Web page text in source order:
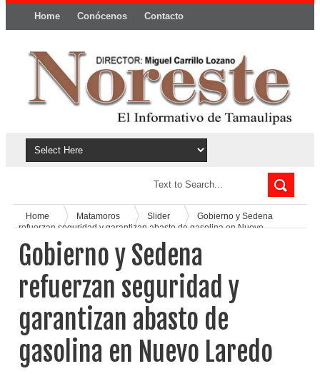
Home Conócenos Contacto
Home Matamoros Slider
Gobierno y Sedena
refuerzan seguridad y garantizan abasto de gasolina en Nuevo
Gobierno y Sedena
refuerzan seguridad y
garantizan abasto de
gasolina en Nuevo Laredo